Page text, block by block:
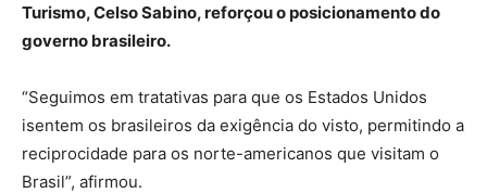
Turismo, Celso Sabino, reforçou o posicionamento do
governo brasileiro.
“Seguimos em tratativas para que os Estados Unidos
isentem os brasileiros da exigência do visto, permitindo a
reciprocidade para os norte-americanos que visitam o
Brasil”, afirmou.